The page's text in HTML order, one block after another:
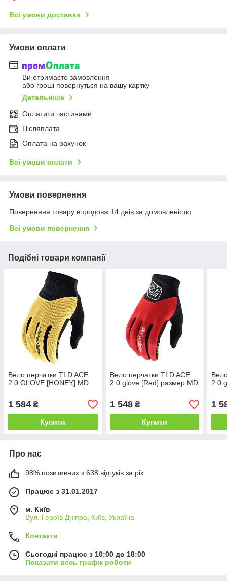
Всі умови доставки
Умови оплати
Ви отримаєте замовлення
або гроші повернуться на вашу картку
Детальніше
Оплатити частинами
Післяплата
Оплата на рахунок
Всі умови оплати
Умови повернення
Повернення товару впродовж 14 днів за домовленістю
Всі умови повернення
Подібні товари компанії
Вело перчатки TLD ACE
2.0 GLOVE [HONEY] MD
1 584 ₴
Купити
Вело перчатки TLD ACE
2.0 glove [Red] размер MD
1 548₴
Купити
2.0
1
Про нас
98% позитивних з 638 відгуків за рік
Працює з 31.01.2017
м. Київ
Вул. Героїв Дніпра, Київ, Україна
Контакти
Сьогодні працює з 10:00 до 18:00
Показати весь графік роботи